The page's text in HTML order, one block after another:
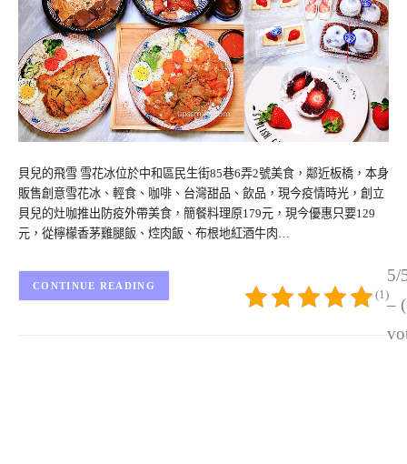
貝兒的飛雪 雪花冰位於中和區民生街85巷6弄2號美食，鄰近板橋，本身
販售創意雪花冰、輕食、咖啡、台灣甜品、飲品，現今疫情時光，創立
貝兒的灶咖推出防疫外帶美食，簡餐料理原179元，現今優惠只要129
元，從檸檬香茅雞腿飯、焢肉飯、布根地紅酒牛肉…
5/
–
(1)
CONTINUE READING